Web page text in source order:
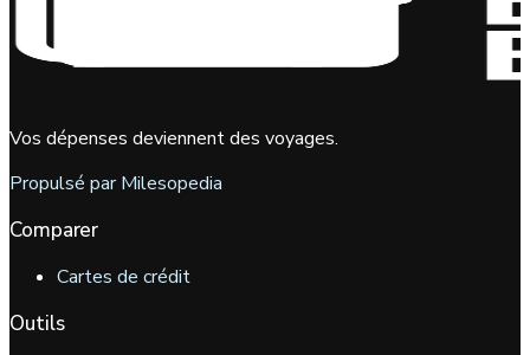
Vos dépenses deviennent des voyages.
Propulsé par Milesopedia
Comparer
Cartes de crédit
Outils